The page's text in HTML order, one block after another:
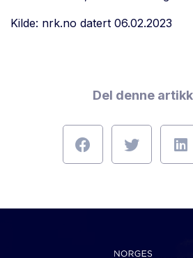
Kilde: nrk.no datert 06.02.2023
Del denne